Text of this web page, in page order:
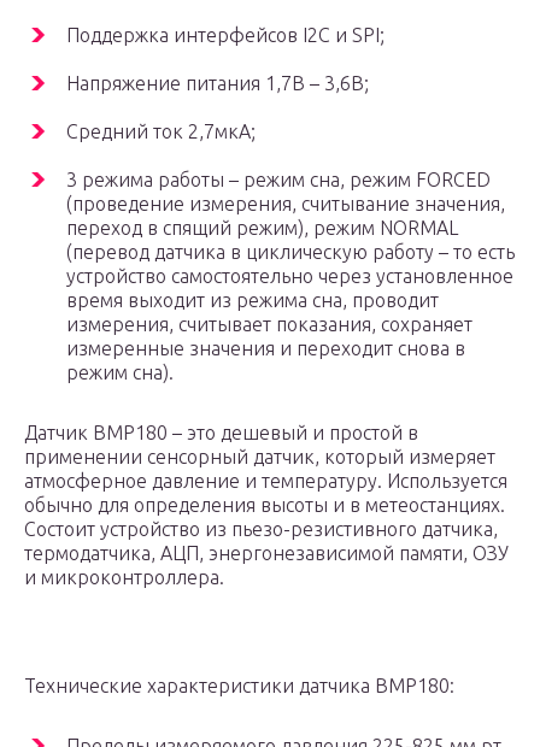
Поддержка интерфейсов I2C и SPI;
Напряжение питания 1,7В – 3,6В;
Средний ток 2,7мкА;
3 режима работы – режим сна, режим FORCED
(проведение измерения, считывание значения,
переход в спящий режим), режим NORMAL
(перевод датчика в циклическую работу – то есть
устройство самостоятельно через установленное
время выходит из режима сна, проводит
измерения, считывает показания, сохраняет
измеренные значения и переходит снова в
режим сна).
Датчик BMP180 – это дешевый и простой в
применении сенсорный датчик, который измеряет
атмосферное давление и температуру. Используется
обычно для определения высоты и в метеостанциях.
Состоит устройство из пьезо-резистивного датчика,
термодатчика, АЦП, энергонезависимой памяти, ОЗУ
и микроконтроллера.
Технические характеристики датчика BMP180: